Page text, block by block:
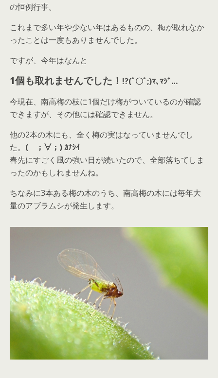
の恒例行事。
これまで多い年や少ない年はあるものの、梅が取れなか
ったことは一度もありませんでした。
ですが、今年はなんと
1個も取れませんでした！ !?(ﾟ〇ﾟ;)ﾏ､ﾏｼﾞ…
今現在、南高梅の枝に1個だけ梅がついているのが確認
できますが、その他には確認できません。
他の2本の木にも、全く梅の実はなっていませんでし
た。 ( ；∀；) ｶﾅｼｲ
春先にすごく風の強い日が続いたので、全部落ちてしま
ったのかもしれませんね。
ちなみに3本ある梅の木のうち、南高梅の木には毎年大
量のアブラムシが発生します。